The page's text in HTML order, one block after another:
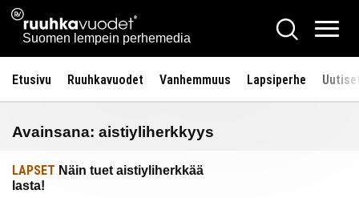
Siirry
sisältöön
Ruuhkavuodet.fi
Suomen lempein perhemedia
Hae
Etusivu Ruuhkavuodet Vanhemmuus Lapsiperhe
Avainsana: aistiyliherkkyys
LAPSET Näin tuet aistiyliherkkää
lasta!